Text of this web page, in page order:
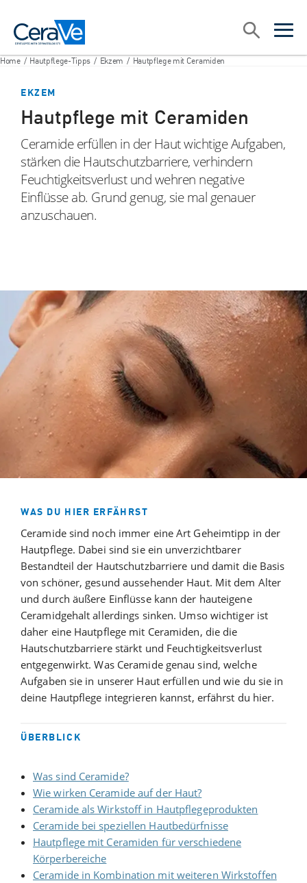
open
open
Suche
Home / Hautpflege-Tipps / Ekzem / Hautpflege mit Ceramiden
EKZEM
Hautpflege mit Ceramiden
Ceramide erfüllen in der Haut wichtige Aufgaben,
stärken die Hautschutzbarriere, verhindern
Feuchtigkeitsverlust und wehren negative
Einflüsse ab. Grund genug, sie mal genauer
anzuschauen.
WAS DU HIER ERFÄHRST
Ceramide sind noch immer eine Art Geheimtipp in der
Hautpflege. Dabei sind sie ein unverzichtbarer
Bestandteil der Hautschutzbarriere und damit die Basis
von schöner, gesund aussehender Haut. Mit dem Alter
und durch äußere Einflüsse kann der hauteigene
Ceramidgehalt allerdings sinken. Umso wichtiger ist
daher eine Hautpflege mit Ceramiden, die die
Hautschutzbarriere stärkt und Feuchtigkeitsverlust
entgegenwirkt. Was Ceramide genau sind, welche
Aufgaben sie in unserer Haut erfüllen und wie du sie in
deine Hautpflege integrieren kannst, erfährst du hier.
ÜBERBLICK
Was sind Ceramide?
Wie wirken Ceramide auf der Haut?
Ceramide als Wirkstoff in Hautpflegeprodukten
Ceramide bei speziellen Hautbedürfnisse
Hautpflege mit Ceramiden für verschiedene
Körperbereiche
Ceramide in Kombination mit weiteren Wirkstoffen